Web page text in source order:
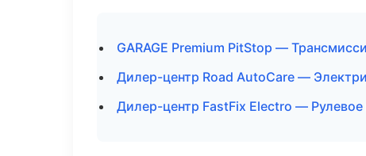
GARAGE Premium PitStop —
Дилер-центр Road AutoCare —
Дилер-центр FastFix Electro —